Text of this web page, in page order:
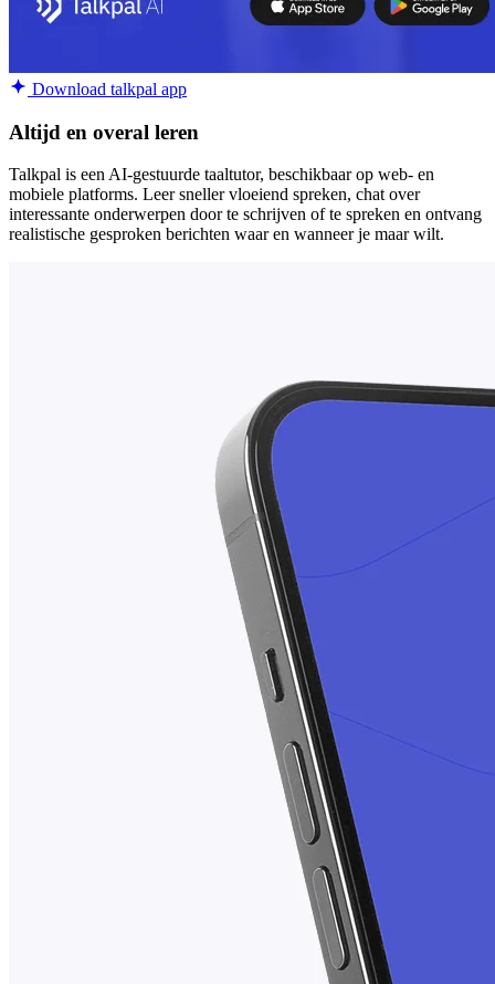
Download talkpal app
Altijd en overal leren
Talkpal is een AI-gestuurde taaltutor, beschikbaar op web- en
mobiele platforms. Leer sneller vloeiend spreken, chat over
interessante onderwerpen door te schrijven of te spreken en ontvang
realistische gesproken berichten waar en wanneer je maar wilt.